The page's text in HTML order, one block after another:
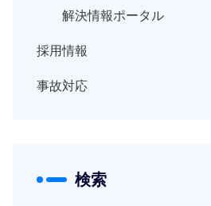
解決情報ポータル
採用情報
事故対応
検索